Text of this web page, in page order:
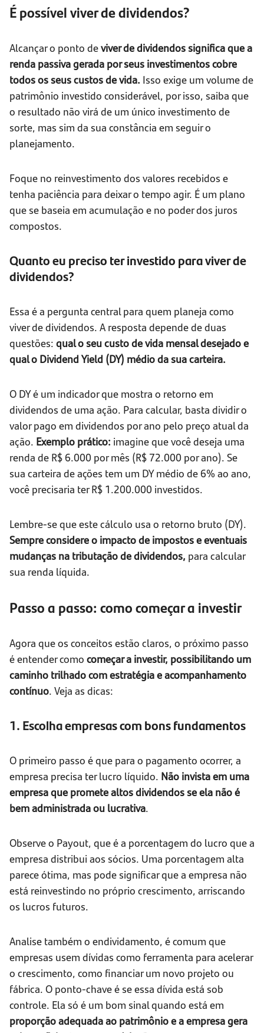
É possível viver de dividendos?
Alcançar o ponto deviver de dividendos significa que a
renda passiva gerada por seus investimentos cobre
todos os seus custos de vida. Isso exige um volume de
patrimônio investido considerável, por isso, saiba que
o resultado não virá de um único investimento de
sorte, mas sim da sua constância em seguir o
planejamento.
Foque no reinvestimento dos valores recebidos e
tenha paciência para deixar o tempo agir. É um plano
que se baseia em acumulação e no poder dos juros
compostos.
Quanto eu preciso ter investido para viver de
dividendos?
Essa é a pergunta central para quem planeja como
viver de dividendos. A resposta depende de duas
questões: qual o seu custo de vida mensal desejado e
qual o Dividend Yield (DY) médio da sua carteira.
O DY é um indicador que mostra o retorno em
dividendos de uma ação. Para calcular, basta dividir o
valor pago em dividendos por ano pelo preço atual da
ação. Exemplo prático: imagine que você deseja uma
renda de R$ 6.000 por mês (R$ 72.000 por ano). Se
sua carteira de ações tem um DY médio de 6% ao ano,
você precisaria ter R$ 1.200.000 investidos.
Lembre-se que este cálculo usa o retorno bruto (DY).
Sempre considere o impacto de impostos e eventuais
mudanças na tributação de dividendos, para calcular
sua renda líquida.
Passo a passo: como começar a investir
Agora que os conceitos estão claros, o próximo passo
é entender como começar a investir, possibilitando um
caminho trilhado com estratégia e acompanhamento
contínuo. Veja as dicas:
1. Escolha empresas com bons fundamentos
O primeiro passo é que para o pagamento ocorrer, a
empresa precisa ter lucro líquido. Não invista em uma
empresa que promete altos dividendos se ela não é
bem administrada ou lucrativa.
Observe o Payout, que é a porcentagem do lucro que a
empresa distribui aos sócios. Uma porcentagem alta
parece ótima, mas pode significar que a empresa não
está reinvestindo no próprio crescimento, arriscando
os lucros futuros.
Analise também o endividamento, é comum que
empresas usem dívidas como ferramenta para acelerar
o crescimento, como financiar um novo projeto ou
fábrica. O ponto-chave é se essa dívida está sob
controle. Ela só é um bom sinal quando está em
proporção adequada ao patrimônio e a empresa gera